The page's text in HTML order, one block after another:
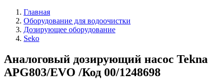
Главная
Оборудование для водоочистки
Дозирующее оборудование
Seko
Аналоговый дозирующий насос Tekna
APG803/EVO /Код 00/1248698